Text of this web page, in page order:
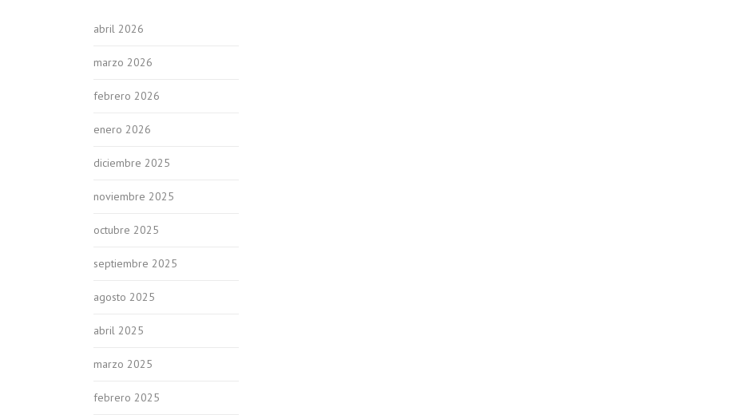
abril 2026
marzo 2026
febrero 2026
enero 2026
diciembre 2025
noviembre 2025
octubre 2025
septiembre 2025
agosto 2025
abril 2025
marzo 2025
febrero 2025